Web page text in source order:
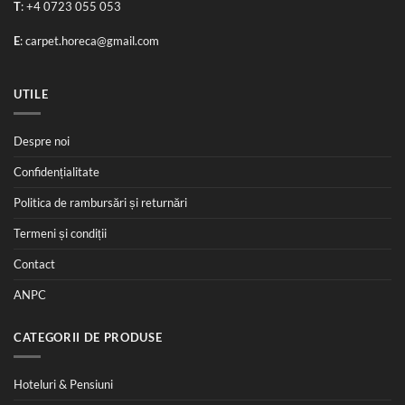
T:+4 0723 055 053
E:carpet.horeca@gmail.com
UTILE
Despre noi
Confidențialitate
Politica de rambursări și returnări
Termeni și condiții
Contact
ANPC
CATEGORII DE PRODUSE
Hoteluri & Pensiuni